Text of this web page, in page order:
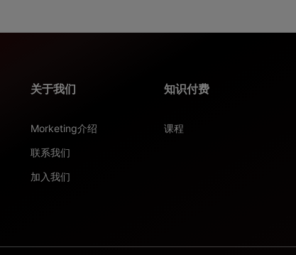
关于我们
Morketing介绍
联系我们
加入我们
知识付费
课程